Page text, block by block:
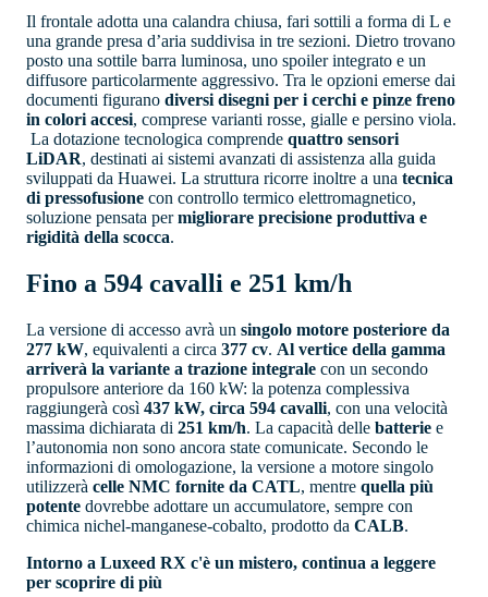
Il frontale adotta una calandra chiusa, fari sottili a forma di L e
una grande presa d’aria suddivisa in tre sezioni. Dietro trovano
posto una sottile barra luminosa, uno spoiler integrato e un
diffusore particolarmente aggressivo. Tra le opzioni emerse dai
documenti figurano diversi disegni per i cerchi e pinze freno
in colori accesi, comprese varianti rosse, gialle e persino viola.
La dotazione tecnologica comprende quattro sensori
LiDAR, destinati ai sistemi avanzati di assistenza alla guida
sviluppati da Huawei. La struttura ricorre inoltre a una tecnica
di pressofusione con controllo termico elettromagnetico,
soluzione pensata permigliorare precisione produttiva e
rigidità della scocca.
Fino a 594 cavalli e 251 km/h
La versione di accesso avrà un singolo motore posteriore da
277 kW, equivalenti a circa 377 cv. Al vertice della gamma
arriverà la variante a trazione integrale con un secondo
propulsore anteriore da 160 kW: la potenza complessiva
raggiungerà così 437 kW, circa 594 cavalli, con una velocità
massima dichiarata di 251 km/h. La capacità delle batterie e
l’autonomia non sono ancora state comunicate. Secondo le
informazioni di omologazione, la versione a motore singolo
utilizzerà celle NMC fornite da CATL, mentre quella più
potente dovrebbe adottare un accumulatore, sempre con
chimica nichel-manganese-cobalto, prodotto da CALB.
Intorno a Luxeed RX c'è un mistero, continua a leggere
per scoprire di più